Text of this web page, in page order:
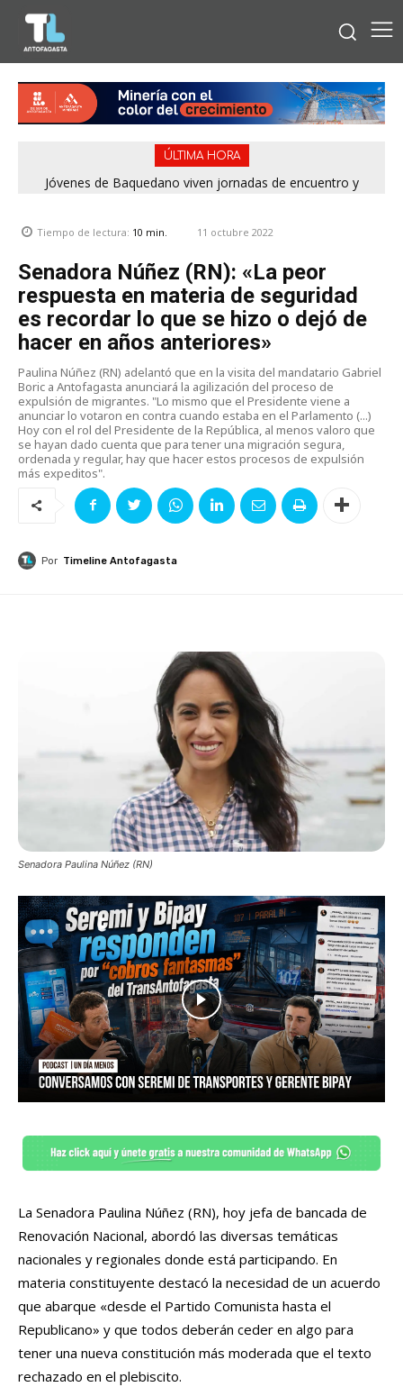
ÚLTIMA HORA
Jóvenes de Baquedano viven jornadas de encuentro y
Concejales piden adelantar gestiones por la playa La Chimba
Tiempo de lectura: 10 min. 11 octubre 2022
Senadora Núñez (RN): «La peor
respuesta en materia de seguridad
es recordar lo que se hizo o dejó de
hacer en años anteriores»
Paulina Núñez (RN) adelantó que en la visita del mandatario Gabriel
Boric a Antofagasta anunciará la agilización del proceso de
expulsión de migrantes. "Lo mismo que el Presidente viene a
anunciar lo votaron en contra cuando estaba en el Parlamento (...)
Hoy con el rol del Presidente de la República, al menos valoro que
se hayan dado cuenta que para tener una migración segura,
ordenada y regular, hay que hacer estos procesos de expulsión
más expeditos".
Por Timeline Antofagasta
Senadora Paulina Núñez (RN)
La Senadora Paulina Núñez (RN), hoy jefa de bancada de
Renovación Nacional, abordó las diversas temáticas
nacionales y regionales donde está participando. En
materia constituyente destacó la necesidad de un acuerdo
que abarque «desde el Partido Comunista hasta el
Republicano» y que todos deberán ceder en algo para
tener una nueva constitución más moderada que el texto
rechazado en el plebiscito.